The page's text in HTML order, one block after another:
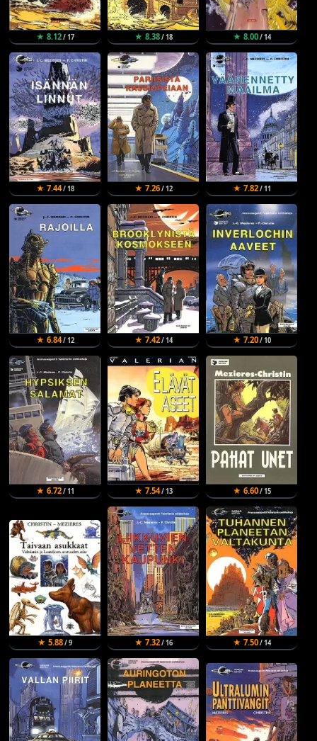
★ 8.12/ 17 ★ 8.38/ 18 ★ 8.00/ 14
★ 7.44/ 18 ★ 7.26/ 12 ★ 7.82/ 11
★ 6.84/ 12 ★ 7.42/ 14 ★ 7.20/ 10
★ 6.72/ 11 ★ 7.54/ 13 ★ 6.60/ 15
★ 5.88/ 9 ★ 7.32/ 16 ★ 7.50/ 14